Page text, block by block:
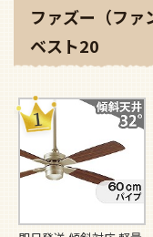
ファズー（ファ
ベスト20